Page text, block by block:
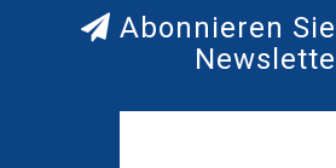
Abonnieren